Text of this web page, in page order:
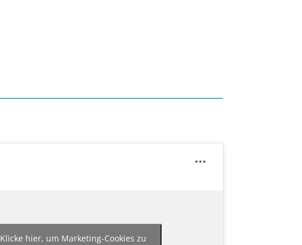
Klicke hier, um Marketing-Cookies zu